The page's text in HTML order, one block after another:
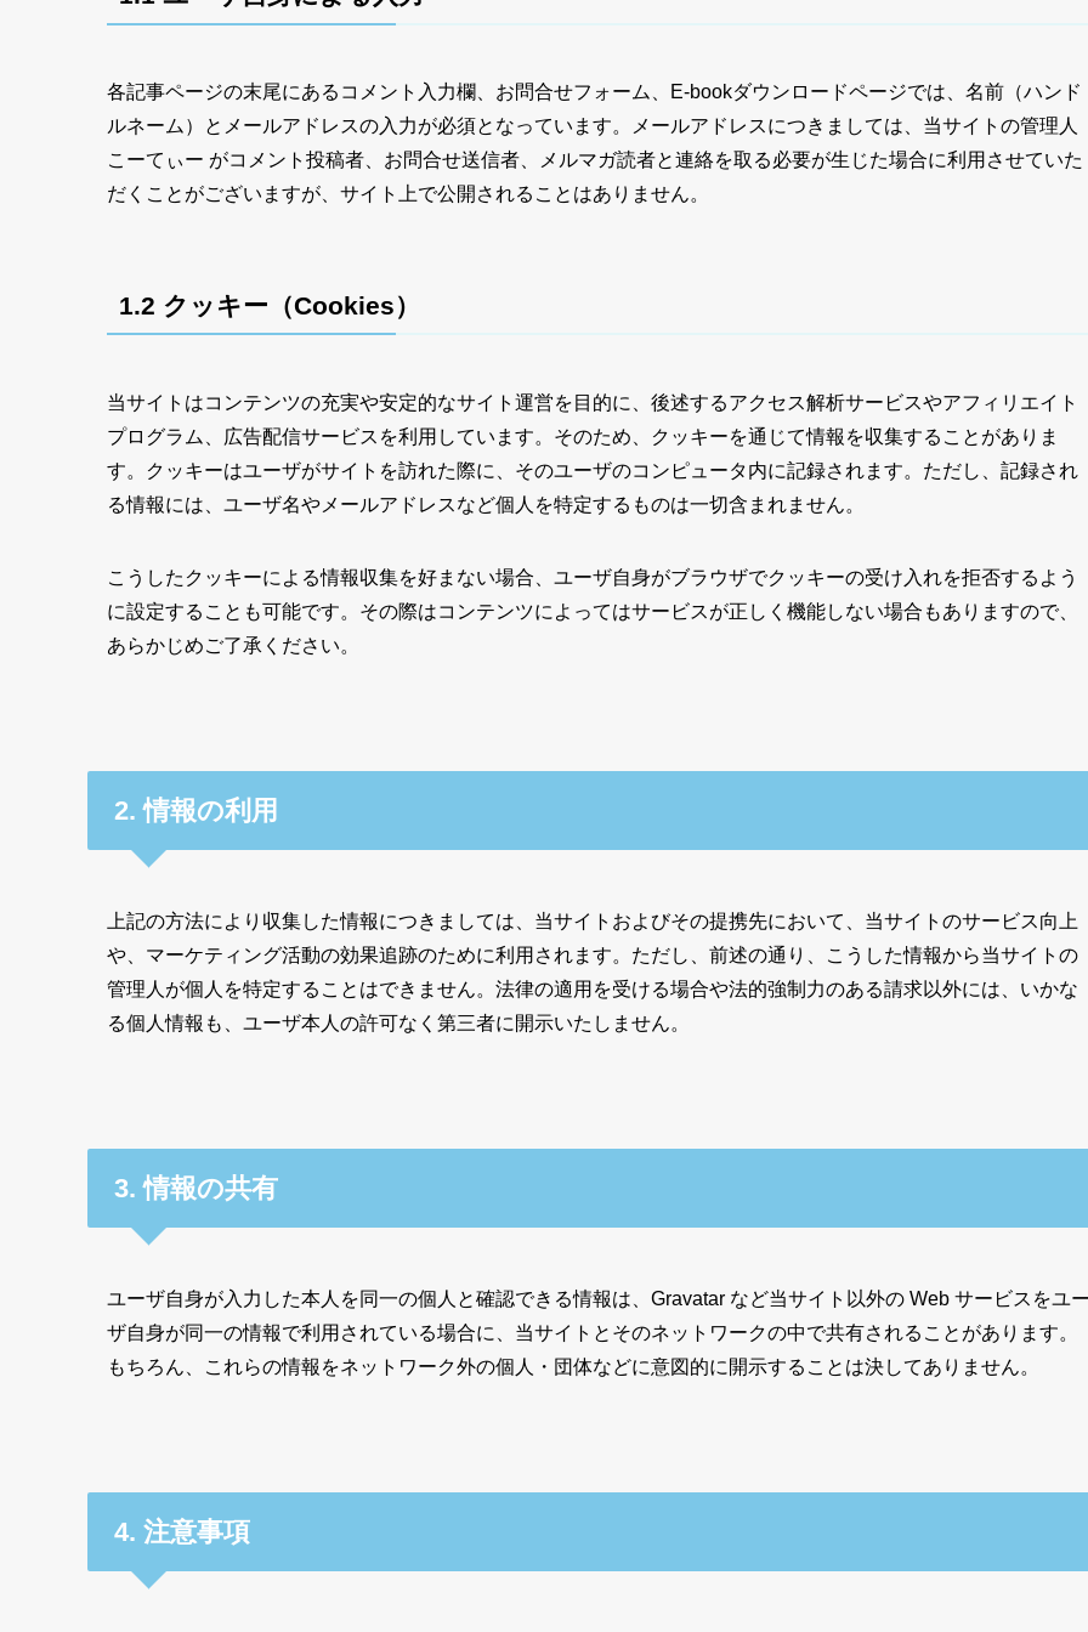
各記事ページの末尾にあるコメント入力欄、お問合せフォーム、E-bookダウンロードページでは、名前（ハンド
ルネーム）とメールアドレスの入力が必須となっています。メールアドレスにつきましては、当サイトの管理人
こーてぃー がコメント投稿者、お問合せ送信者、メルマガ読者と連絡を取る必要が生じた場合に利用させていた
だくことがございますが、サイト上で公開されることはありません。
1.2 クッキー（Cookies）
当サイトはコンテンツの充実や安定的なサイト運営を目的に、後述するアクセス解析サービスやアフィリエイト
プログラム、広告配信サービスを利用しています。そのため、クッキーを通じて情報を収集することがありま
す。クッキーはユーザがサイトを訪れた際に、そのユーザのコンピュータ内に記録されます。ただし、記録され
る情報には、ユーザ名やメールアドレスなど個人を特定するものは一切含まれません。
こうしたクッキーによる情報収集を好まない場合、ユーザ自身がブラウザでクッキーの受け入れを拒否するよう
に設定することも可能です。その際はコンテンツによってはサービスが正しく機能しない場合もありますので、
あらかじめご了承ください。
2. 情報の利用
上記の方法により収集した情報につきましては、当サイトおよびその提携先において、当サイトのサービス向上
や、マーケティング活動の効果追跡のために利用されます。ただし、前述の通り、こうした情報から当サイトの
管理人が個人を特定することはできません。法律の適用を受ける場合や法的強制力のある請求以外には、いかな
る個人情報も、ユーザ本人の許可なく第三者に開示いたしません。
3. 情報の共有
ユーザ自身が入力した本人を同一の個人と確認できる情報は、Gravatar など当サイト以外の Web サービスをユ
ザ自身が同一の情報で利用されている場合に、当サイトとそのネットワークの中で共有されることがあります。
もちろん、これらの情報をネットワーク外の個人・団体などに意図的に開示することは決してありません。
4. 注意事項